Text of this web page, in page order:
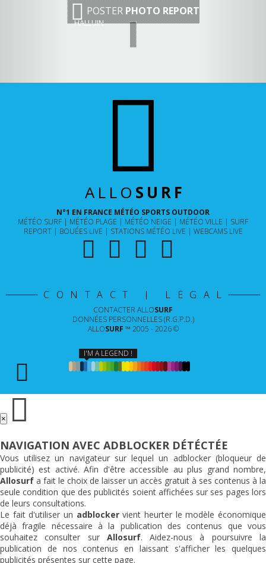
POSTER PHOTO REPORT
HALLUIN
ALLO SURF
N°1 EN FRANCE MÉTÉO SPORTS OUTDOOR
MÉTÉO SURF
MÉTÉO PLAGE MÉTÉO NEIGE MÉTÉO VILLE
SURF
REPORT
BOUÉES LIVE STATIONS MÉTÉO LIVE WEBCAMS LIVE
CONTACT | LÉGAL
CONTACTER ALLOSURF
DONNÉES PERSONNELLES (R.G.P.D.)
ALLOSURF ™ 2005 - 2026 ©
I'M A LEGEND !
×
NAVIGATION AVEC ADBLOCKER DÉTÉCTÉE
Vous utilisez un navigateur sur lequel un adblocker (bloqueur de
publicité) est activé. Afin d'être accessible au plus grand nombre,
Allosurf a fait le choix de laisser un accès gratuit à ses contenus à la
seule condition que des publicités soient affichées sur ses pages lors
de leurs consultations.
Le fait d'utiliser un adblockervient heurter le modèle économique
déjà fragile nécessaire à la publication des contenus que vous
souhaitez consulter sur Allosurf. Aidez-nous à poursuivre la
publication de nos contenus en laissant s'afficher les quelques
publicités présentes sur cette page.